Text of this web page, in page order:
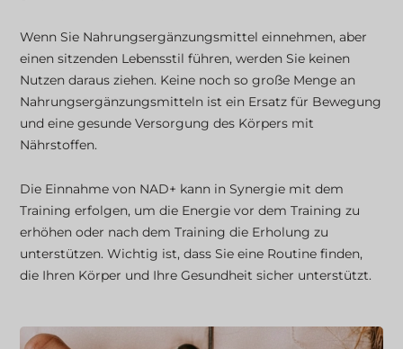
Wenn Sie Nahrungsergänzungsmittel einnehmen, aber
einen sitzenden Lebensstil führen, werden Sie keinen
Nutzen daraus ziehen. Keine noch so große Menge an
Nahrungsergänzungsmitteln ist ein Ersatz für Bewegung
und eine gesunde Versorgung des Körpers mit
Nährstoffen.
Die Einnahme von NAD+ kann in Synergie mit dem
Training erfolgen, um die Energie vor dem Training zu
erhöhen oder nach dem Training die Erholung zu
unterstützen. Wichtig ist, dass Sie eine Routine finden,
die Ihren Körper und Ihre Gesundheit sicher unterstützt.